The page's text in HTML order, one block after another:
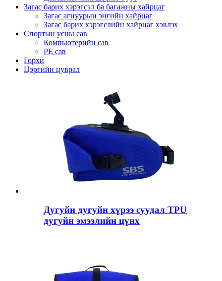
Загас барих хэрэгсэл ба багажны хайрцаг
Загас агнуурын энгийн хайрцаг
Загас барих хэрэгслийн хайрцаг хэвлэх
Спортын усны сав
Компьютерийн сав
PE сав
Горхи
Цэргийн цуврал
Дугуйн дугуйн хүрээ суудал TPU
дугуйн эмээлийн цүнх